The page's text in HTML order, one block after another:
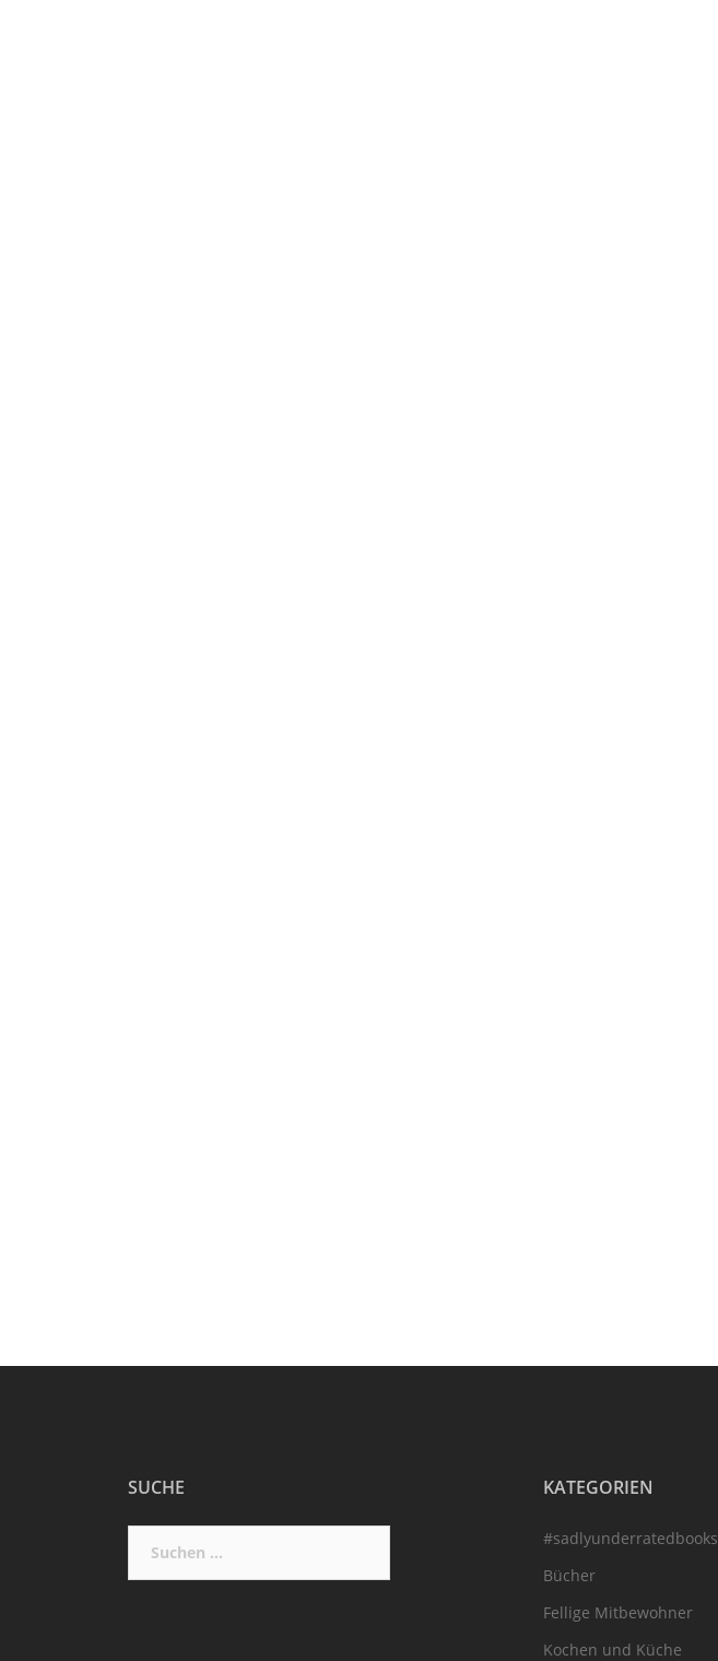
SUCHE
nach:
KATEGORIEN
#sadlyunderratedbooks
Bücher
Fellige Mitbewohner
Kochen und Küche